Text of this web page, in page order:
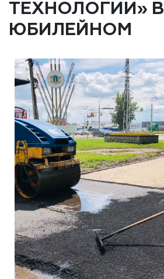
ТЕХНОЛОГИИ» В
ЮБИЛЕЙНОМ